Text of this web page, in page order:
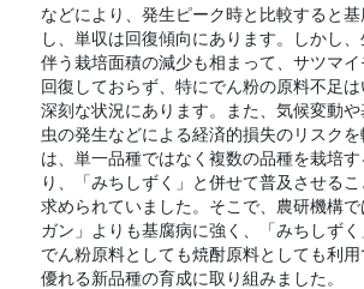
などにより、発生ピーク時と比較すると
し、単収は回復傾向にあります。しかし
伴う栽培面積の減少も相まって、サツマ
回復しておらず、特にでん粉の原料不足
深刻な状況にあります。また、気候変動
虫の発生などによる経済的損失のリスク
は、単一品種ではなく複数の品種を栽培
り、「みちしずく」と併せて普及させる
求められていました。そこで、農研機構
ガン」よりも基腐病に強く、「みちしずく
でん粉原料としても焼酎原料としても利
優れる新品種の育成に取り組みました。